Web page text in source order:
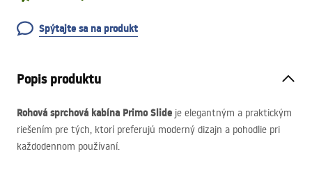
Spýtajte sa na produkt
Popis produktu
Rohová sprchová kabína Primo Slide je elegantným a praktickým
riešením pre tých, ktorí preferujú moderný dizajn a pohodlie pri
každodennom používaní.